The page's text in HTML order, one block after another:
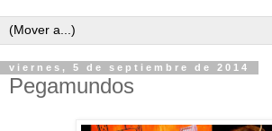
viernes, 5 de septiembre de 2014
Pegamundos